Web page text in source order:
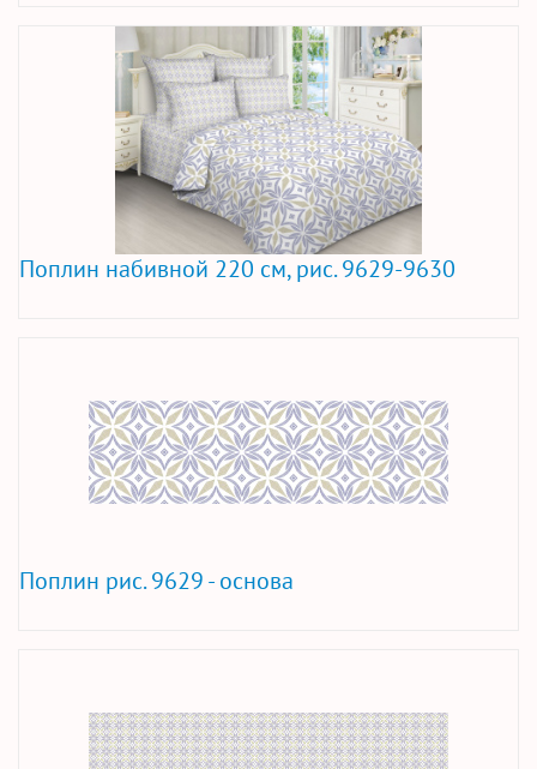
Поплин набивной 220 см, рис. 9629-9630
Поплин рис. 9629 - основа